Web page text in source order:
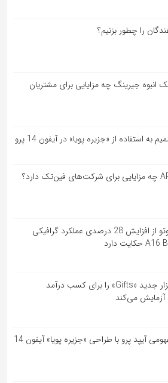
را چطور بزنیم؟
انبوه جیرینگ چه مزایایی برای مشتریان
اپل ظاهرا در لحظه آخر تصمیم به استفاده از «جزیره پویا» در آیفون 14 پرو
بنچمارک آنتوتو از افزایش 28 درصدی عملکرد گرافیکی
اینستاگرام ابزار جدید «Gifts» را برای کسب درآمد
آزمایش می‌کند
طرح‌های مفهومی آیپد پرو با طراحی «جزیره پویا» آیفون 14